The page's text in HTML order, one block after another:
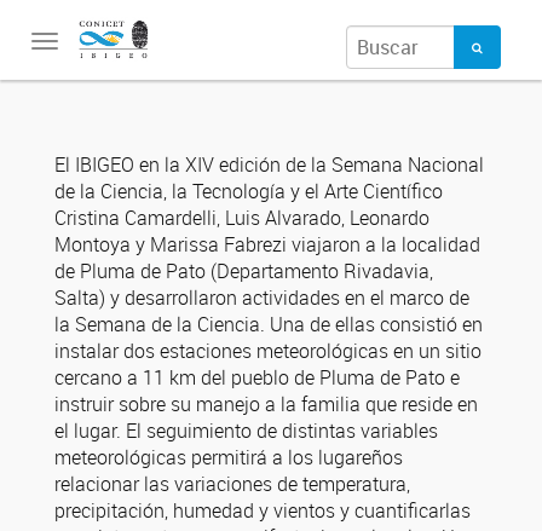
Toggle
El IBIGEO en la XIV edición de la Semana Nacional
de la Ciencia, la Tecnología y el Arte Científico
Cristina Camardelli, Luis Alvarado, Leonardo
Montoya y Marissa Fabrezi viajaron a la localidad
de Pluma de Pato (Departamento Rivadavia,
Salta) y desarrollaron actividades en el marco de
la Semana de la Ciencia. Una de ellas consistió en
instalar dos estaciones meteorológicas en un sitio
cercano a 11 km del pueblo de Pluma de Pato e
instruir sobre su manejo a la familia que reside en
el lugar. El seguimiento de distintas variables
meteorológicas permitirá a los lugareños
relacionar las variaciones de temperatura,
precipitación, humedad y vientos y cuantificarlas